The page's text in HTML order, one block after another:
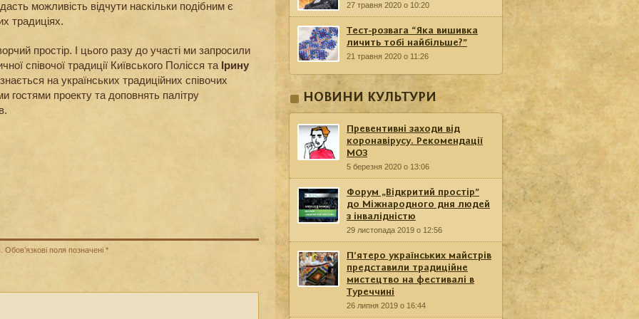
можливість відчути наскільки подібним є
традиціях.
простір. І цього разу до участі ми запросили
співочої традиції Київського Полісся та Ірину
на українських традиційних співочих
гостями проекту та доповнять палітру
Обов’язкові поля позначені *
27 травня 2020 о 10:20
Тест-розвага “Яка вишивка
личить тобі найбільше?”
21 травня 2020 о 11:26
НОВИНИ КУЛЬТУРИ
Превентивні заходи від
коронавірусу. Рекомендації
МОЗ
5 березня 2020 о 13:06
Форум „Відкритий простір”
до Міжнародного дня людей
з інвалідністю
29 листопада 2019 о 12:56
П’ятеро українських майстрів
представили традиційне
мистецтво на фестивалі в
Туреччині
26 липня 2019 о 16:44